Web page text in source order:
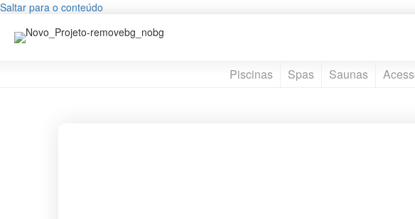
Saltar para o conteúdo
Piscinas Spas Saunas